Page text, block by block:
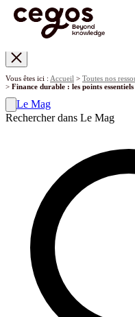
Vous êtes ici : Accueil > Toutes nos
> Finance durable : les points
Le Mag
Rechercher dans Le Mag